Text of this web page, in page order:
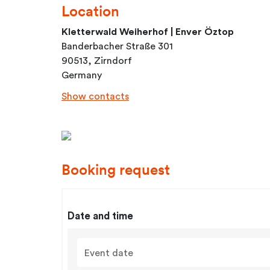
Location
Kletterwald Weiherhof | Enver Öztop
Banderbacher Straße 301
90513, Zirndorf
Germany
Show contacts
Booking request
Date and time
Event date